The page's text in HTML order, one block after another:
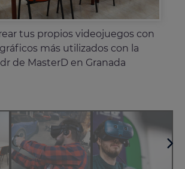
de Videojuegos Rendr en
y desarrollaras personajes,
y mucho más para
aventura.
tus propios videojuegos con
más utilizados con la
de MasterD en Granada
de programación adquirirás
para la creación de
múltiples dispositivos.
creador y diseñador de
la Escuela Rendr de Granada.